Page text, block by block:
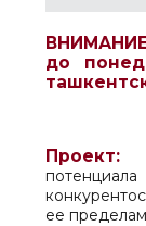
ВНИМАНИЕ
до
Проект:
ее